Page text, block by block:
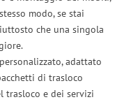
modo, se stai
che una singola
adattato
di trasloco
trasloco e dei servizi